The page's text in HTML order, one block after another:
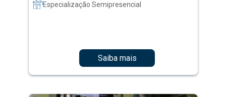
Especialização Semipresencial
Saiba mais